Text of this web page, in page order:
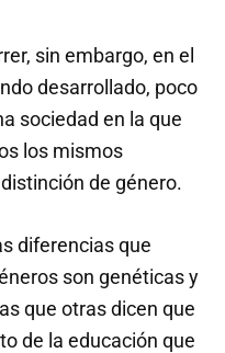
sin embargo, en el
desarrollado, poco
sociedad en la que
los mismos
de género.
diferencias que
son genéticas y
que otras dicen que
de la educación que